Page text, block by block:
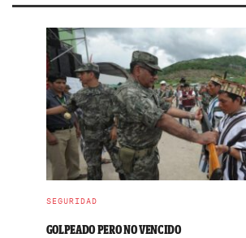
SEGURIDAD
GOLPEADO PERO NO VENCIDO